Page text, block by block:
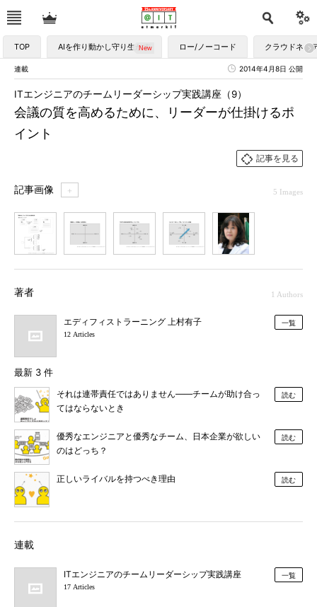
TOP AIを作り動かし守り生かす ロー/ノーコード クラウドネイ
連載 2014年4月8日 公開
会議の質を高めるために、リーダーが仕掛けるポ
イント
ITエンジニアのチームリーダーシップ実践講座（9）
記事を見る
記事画像 ＋ 5 Images
著者 1 Authors
エディフィストラーニング 上村有子
12 Articles
一覧
最新 3 件
それは連帯責任ではありません――チームが助け合っ
てはならないとき
読む
優秀なエンジニアと優秀なチーム、日本企業が欲しい
のはどっち？
読む
正しいライバルを持つべき理由 読む
連載
ITエンジニアのチームリーダーシップ実践講座
17 Articles
一覧